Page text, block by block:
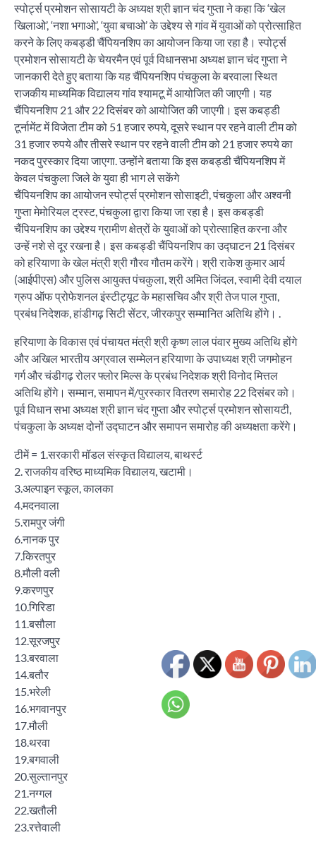
स्पोर्ट्स प्रमोशन सोसायटी के अध्यक्ष श्री ज्ञान चंद गुप्ता ने कहा कि ‘खेल
खिलाओ’, ‘नशा भगाओ’, ‘युवा बचाओ’ के उद्देश्य से गांव में युवाओं को प्रोत्साहित
करने के लिए कबड्डी चैंपियनशिप का आयोजन किया जा रहा है। स्पोर्ट्स
प्रमोशन सोसायटी के चेयरमैन एवं पूर्व विधानसभा अध्यक्ष ज्ञान चंद गुप्ता ने
जानकारी देते हुए बताया कि यह चैंपियनशिप पंचकुला के बरवाला स्थित
राजकीय माध्यमिक विद्यालय गांव श्यामटू में आयोजित की जाएगी। यह
चैंपियनशिप 21 और 22 दिसंबर को आयोजित की जाएगी। इस कबड्डी
टूर्नामेंट में विजेता टीम को 51 हजार रुपये, दूसरे स्थान पर रहने वाली टीम को
31 हजार रुपये और तीसरे स्थान पर रहने वाली टीम को 21 हजार रुपये का
नकद पुरस्कार दिया जाएगा. उन्होंने बताया कि इस कबड्डी चैंपियनशिप में
केवल पंचकुला जिले के युवा ही भाग ले सकेंगे
चैंपियनशिप का आयोजन स्पोर्ट्स प्रमोशन सोसाइटी, पंचकुला और अश्वनी
गुप्ता मेमोरियल ट्रस्ट, पंचकुला द्वारा किया जा रहा है। इस कबड्डी
चैंपियनशिप का उद्देश्य ग्रामीण क्षेत्रों के युवाओं को प्रोत्साहित करना और
उन्हें नशे से दूर रखना है। इस कबड्डी चैंपियनशिप का उद्घाटन 21 दिसंबर
को हरियाणा के खेल मंत्री श्री गौरव गौतम करेंगे। श्री राकेश कुमार आर्य
(आईपीएस) और पुलिस आयुक्त पंचकुला, श्री अमित जिंदल, स्वामी देवी दयाल
ग्रुप ऑफ प्रोफेशनल इंस्टीट्यूट के महासचिव और श्री तेज पाल गुप्ता,
प्रबंध निदेशक, हांडीगढ़ सिटी सेंटर, जीरकपुर सम्मानित अतिथि होंगे। .
हरियाणा के विकास एवं पंचायत मंत्री श्री कृष्ण लाल पंवार मुख्य अतिथि होंगे
और अखिल भारतीय अग्रवाल सम्मेलन हरियाणा के उपाध्यक्ष श्री जगमोहन
गर्ग और चंडीगढ़ रोलर फ्लोर मिल्स के प्रबंध निदेशक श्री विनोद मित्तल
अतिथि होंगे। सम्मान, समापन में/पुरस्कार वितरण समारोह 22 दिसंबर को।
पूर्व विधान सभा अध्यक्ष श्री ज्ञान चंद गुप्ता और स्पोर्ट्स प्रमोशन सोसायटी,
पंचकुला के अध्यक्ष दोनों उद्घाटन और समापन समारोह की अध्यक्षता करेंगे।
टीमें = 1.सरकारी मॉडल संस्कृत विद्यालय, बाथर्स्ट
2. राजकीय वरिष्ठ माध्यमिक विद्यालय, खटामी।
3.अल्पाइन स्कूल, कालका
4.मदनवाला
5.रामपुर जंगी
6.नानक पुर
7.किरतपुर
8.मौली वली
9.करणपुर
10.गिरिडा
11.बसौला
12.सूरजपुर
13.बरवाला
14.बतौर
15.भरेली
16.भगवानपुर
17.मौली
18.थरवा
19.बगवाली
20.सुल्तानपुर
21.नग्गल
22.खतौली
23.रत्तेवाली